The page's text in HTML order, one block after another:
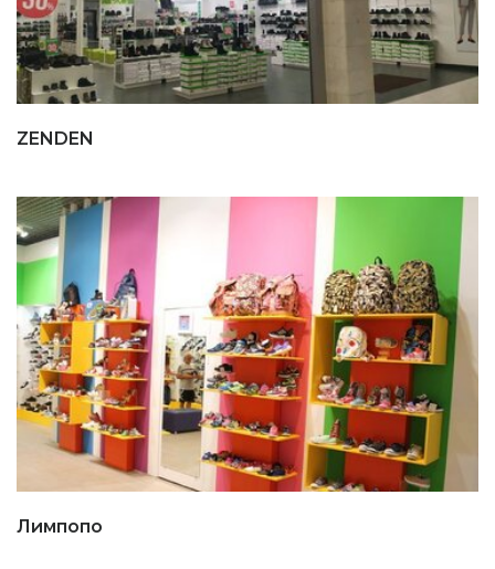
ZENDEN
Лимпопо